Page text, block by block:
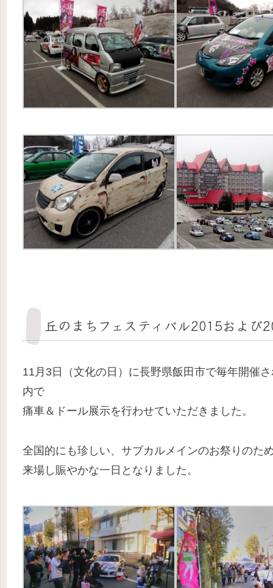
丘のまちフェスティバル2015およ
11月3日（文化の日）に長野県飯田市で毎年開催
内で
痛車＆ドール展示を行わせていただきました。
全国的にも珍しい、サブカルメインのお祭りのた
来場し賑やかな一日となりました。